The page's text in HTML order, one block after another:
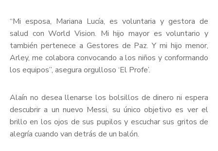
“Mi esposa, Mariana Lucía, es voluntaria y gestora de
salud con World Vision. Mi hijo mayor es voluntario y
también pertenece a Gestores de Paz. Y mi hijo menor,
Arley, me colabora convocando a los niños y conformando
los equipos”, asegura orgulloso ‘El Profe’.
Alaín no desea llenarse los bolsillos de dinero ni espera
descubrir a un nuevo Messi, su único objetivo es ver el
brillo en los ojos de sus pupilos y escuchar sus gritos de
alegría cuando van detrás de un balón.